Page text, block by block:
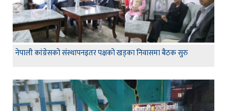
नेपाली कांग्रेसको संस्थापनइतर पक्षको खड्का निवासमा बैठक सुरु